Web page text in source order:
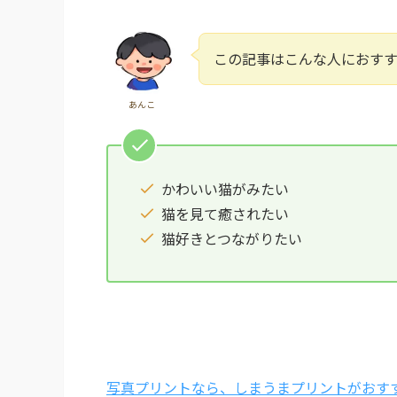
あんこ
この記事はこんな人におす
かわいい猫がみたい
猫を見て癒されたい
猫好きとつながりたい
写真プリントなら、しまうまプリントがおす